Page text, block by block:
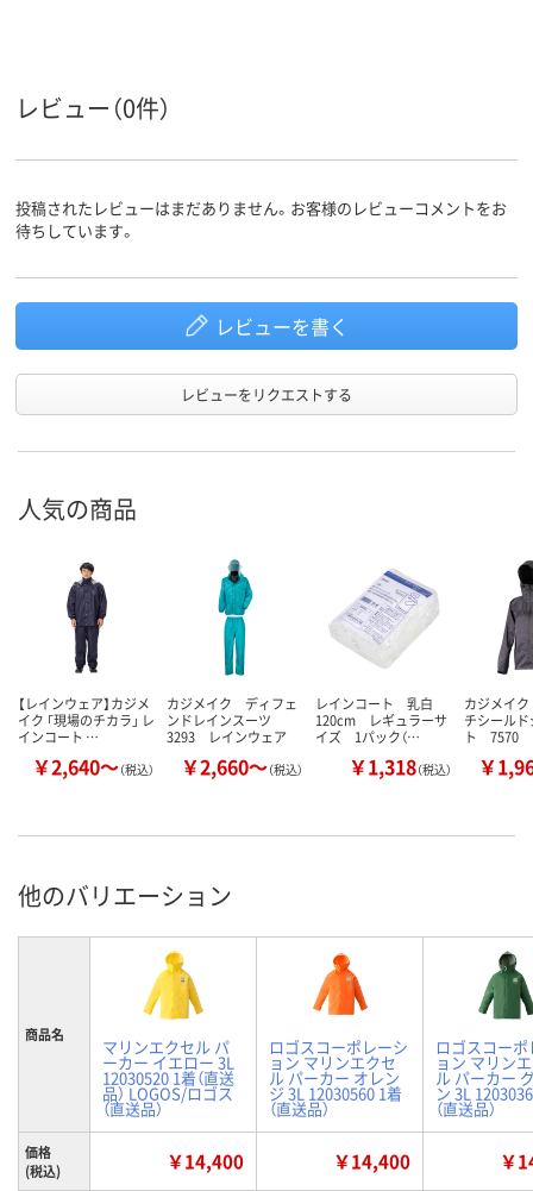
レビュー（0件）
投稿されたレビューはまだありません。お客様のレビューコメントをお
待ちしています。
レビューを書く
レビューをリクエストする
人気の商品
【レインウェア】カジメ
イク 「現場のチカラ」 レ
インコート …
￥2,640～（税込）
カジメイク ディフェ
ンドレインスーツ
3293 レインウェア
￥2,660～（税込）
レインコート 乳白
120cm レギュラーサ
イズ 1パック（…
￥1,318（税込）
カジメイ
チシール
ト 7570
￥
他のバリエーション
商品名
マリンエクセル パ
ーカー イエロー 3L
12030520 1着（直送
品） LOGOS/ロゴス
（直送品）
ロゴスコーポレーシ
ョン マリンエクセ
ル パーカー オレン
ジ 3L 12030560 1着
（直送品）
ロゴスコー
ョン マリン
ル パーカー
ン 3L
（直送品）
価格
(税込)
￥14,400 ￥14,400 ￥